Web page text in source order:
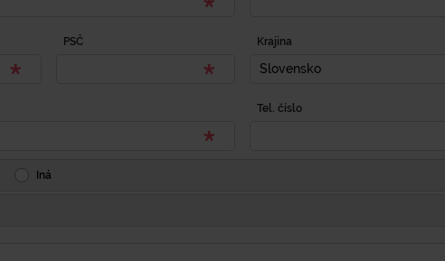
PSČ Krajina
Slovensko
Tel. číslo
Iná